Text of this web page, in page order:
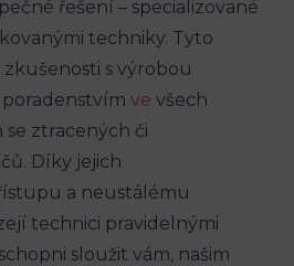
řešení – specializované
techniky. Tyto
s výrobou
ve ‌všech
ztracených či
Díky jejich
⁣a neustálému
technici pravidelnými
sloužit vám, našim